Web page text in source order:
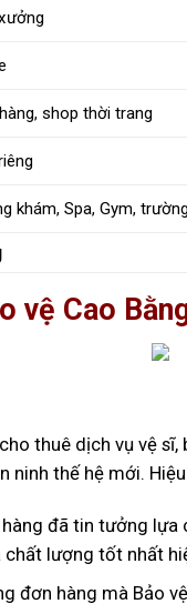
shop thời trang
khám, Spa, Gym,
vệ Cao
thuê dịch vụ vệ
ninh thế hệ mới.
hàng đã tin tưởng lựa
lượng tốt nhất
đơn hàng mà Bảo